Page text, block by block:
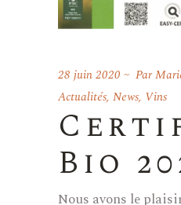
28 juin 2020 Par
Actualités, News, Vins
Bio
Nous avons le